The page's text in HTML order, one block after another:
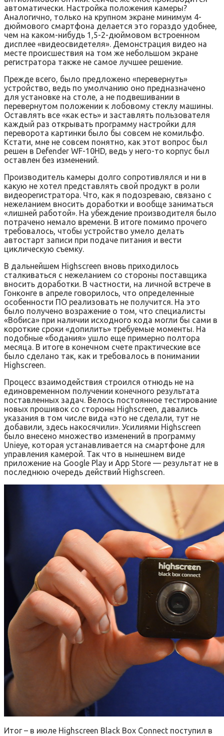
автоматически. Настройка положения камеры?
Аналогично, только на крупном экране минимум 4-
дюймового смартфона делается это гораздо удобнее,
чем на каком-нибудь 1,5-2-дюймовом встроенном
дисплее «видеосвидетеля». Демонстрация видео на
месте происшествия на том же небольшом экране
регистратора также не самое лучшее решение.
Прежде всего, было предложено «перевернуть»
устройство, ведь по умолчанию оно предназначено
для установке на столе, а не подвешивании в
перевернутом положении к лобовому стеклу машины.
Оставлять все «как есть» и заставлять пользователя
каждый раз открывать программу настройки для
переворота картинки было бы совсем не комильфо.
Кстати, мне не совсем понятно, как этот вопрос был
решен в Defender WF-10HD, ведь у него-то корпус был
оставлен без изменений.
Производитель камеры долго сопротивлялся и ни в
какую не хотел представлять свой продукт в роли
видеорегистратора. Что, как я подозреваю, связано с
нежеланием вносить доработки и вообще заниматься
«лишней работой». На убеждение производителя было
потрачено немало времени. В итоге помимо прочего
требовалось, чтобы устройство умело делать
автостарт записи при подаче питания и вести
циклическую съемку.
В дальнейшем Highscreen вновь приходилось
сталкиваться с нежеланием со стороны поставщика
вносить доработки. В частности, на личной встрече в
Гонконге в апреле говорилось, что определенные
особенности ПО реализовать не получится. На это
было получено возражение о том, что специалисты
«Вобиса» при наличии исходного кода могли бы сами в
короткие сроки «допилить» требуемые моменты. На
подобные «бодания» ушло еще примерно полтора
месяца. В итоге в конечном счете практические все
было сделано так, как и требовалось в понимании
Highscreen.
Процесс взаимодействия строился отнюдь не на
единовременном получении конечного результата
поставленных задач. Велось постоянное тестирование
новых прошивок со стороны Highscreen, давались
указания в том числе вида «это не сделали, тут не
добавили, здесь накосячили». Усилиями Highscreen
было внесено множество изменений в программу
Unieye, которая устанавливается на смартфоне для
управления камерой. Так что в нынешнем виде
приложение на Google Play и App Store — результат не в
последнюю очередь действий Highscreen.
Итог – в июле Highscreen Black Box Connect поступил в